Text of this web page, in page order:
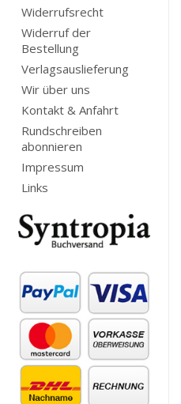
Widerrufsrecht
Widerruf der
Bestellung
Verlagsauslieferung
Wir über uns
Kontakt & Anfahrt
Rundschreiben
abonnieren
Impressum
Links